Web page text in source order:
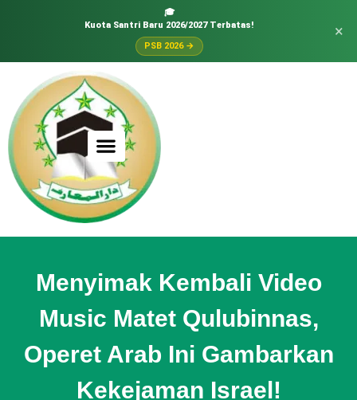
🎓
Kuota Santri Baru 2026/2027 Terbatas!
PSB 2026 →
×
Menyimak Kembali Video
Music Matet Qulubinnas,
Operet Arab Ini Gambarkan
Kekejaman Israel!